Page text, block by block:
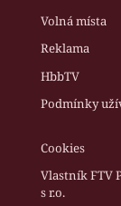
Volná místa
Reklama
HbbTV
Podmínky
Cookies
Vlastník FTV
s r.o.